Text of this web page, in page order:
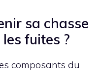
sa chasse
fuites ?
composants du